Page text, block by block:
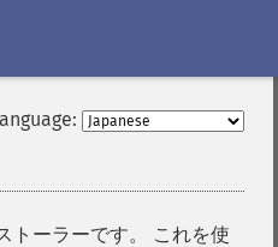
トーラーです。 これを使